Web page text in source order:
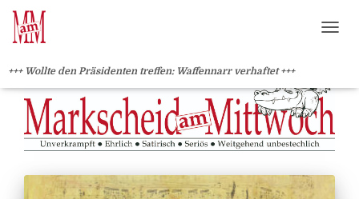
+++ Wollte den Präsidenten treffen: Waffennarr verhaftet +++